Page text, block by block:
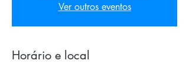
Ver outros eventos
Horário e local